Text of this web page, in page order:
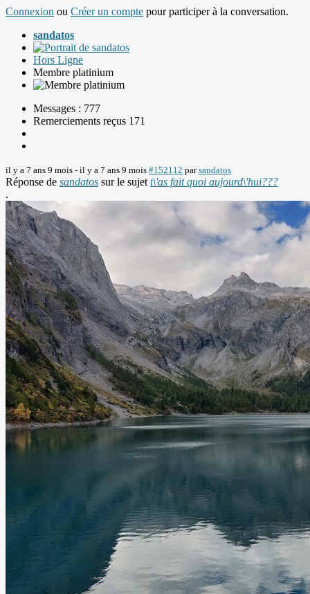
Connexion ou Créer un compte pour participer à la conversation.
sandatos
Hors Ligne
Membre platinium
Messages : 777
Remerciements reçus 171
il y a 7 ans 9 mois - il y a 7 ans 9 mois #152112 parsandatos
Réponse de sandatos sur le sujet t\'as fait quoi aujourd\'hui???
.